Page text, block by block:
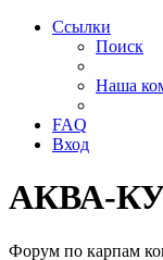
Ссылки
Поиск
Наша
FAQ
Вход
АКВА-
Форум по карпам